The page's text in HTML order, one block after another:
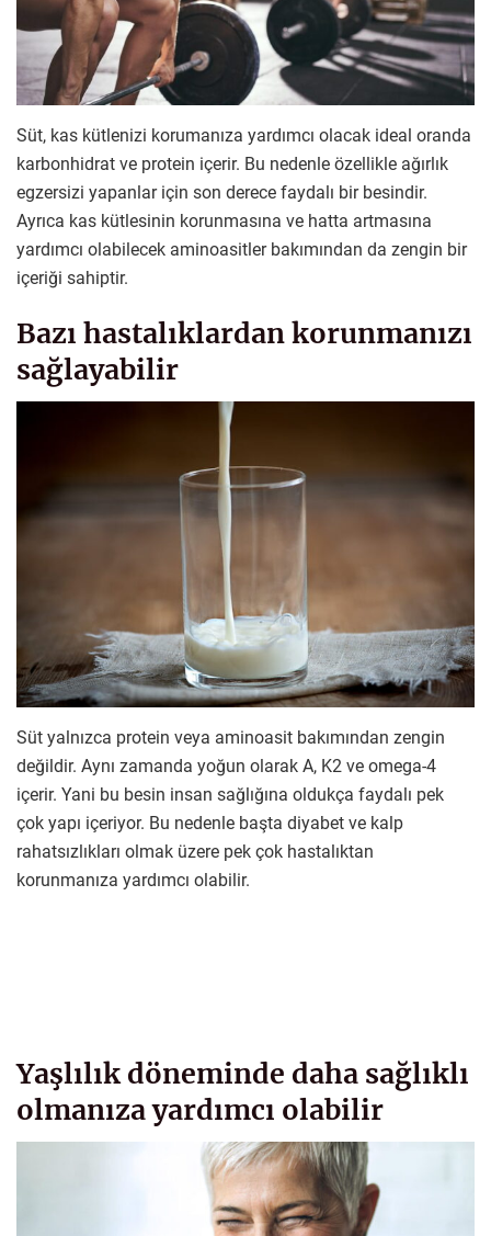
Süt, kas kütlenizi korumanıza yardımcı olacak ideal oranda
karbonhidrat ve protein içerir. Bu nedenle özellikle ağırlık
egzersizi yapanlar için son derece faydalı bir besindir.
Ayrıca kas kütlesinin korunmasına ve hatta artmasına
yardımcı olabilecek aminoasitler bakımından da zengin bir
içeriği sahiptir.
Bazı hastalıklardan korunmanızı
sağlayabilir
Süt yalnızca protein veya aminoasit bakımından zengin
değildir. Aynı zamanda yoğun olarak A, K2 ve omega-4
içerir. Yani bu besin insan sağlığına oldukça faydalı pek
çok yapı içeriyor. Bu nedenle başta diyabet ve kalp
rahatsızlıkları olmak üzere pek çok hastalıktan
korunmanıza yardımcı olabilir.
Yaşlılık döneminde daha sağlıklı
olmanıza yardımcı olabilir